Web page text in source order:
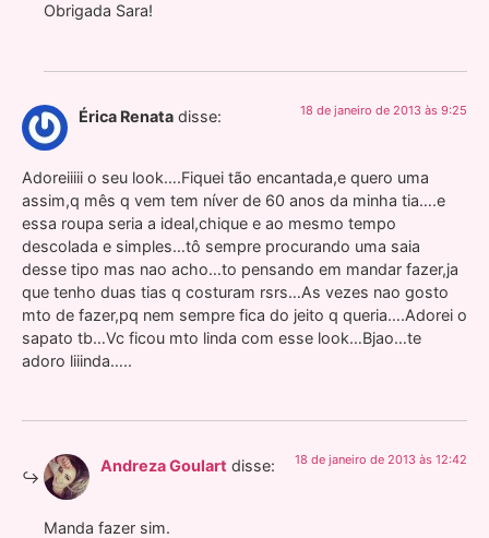
Obrigada Sara!
Érica Renata disse: 18 de janeiro de 2013 às 9:25
Adoreiiiii o seu look….Fiquei tão encantada,e quero uma
assim,q mês q vem tem níver de 60 anos da minha tia….e
essa roupa seria a ideal,chique e ao mesmo tempo
descolada e simples…tô sempre procurando uma saia
desse tipo mas nao acho…to pensando em mandar fazer,ja
que tenho duas tias q costuram rsrs…As vezes nao gosto
mto de fazer,pq nem sempre fica do jeito q queria….Adorei o
sapato tb…Vc ficou mto linda com esse look…Bjao…te
adoro liiinda…..
Andreza Goulart disse: 18 de janeiro de 2013 às 12:42
Manda fazer sim.